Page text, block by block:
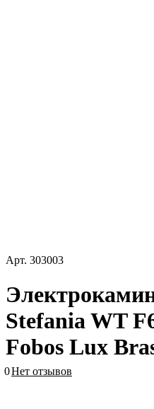
Арт. 303003
Stefania WT
Fobos Lux
0Нет отзывов